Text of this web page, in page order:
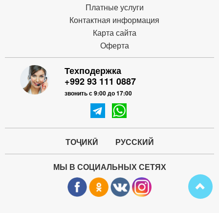
Платные услуги
Контактная информация
Карта сайта
Оферта
Техподержка
+992 93 111 0887
звонить с 9:00 до 17:00
ТОҶИКӢ РУССКИЙ
МЫ В СОЦИАЛЬНЫХ СЕТЯХ